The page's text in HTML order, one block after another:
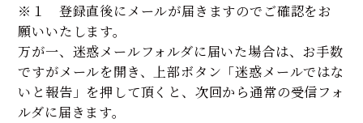
※１ 登録直後にメールが届きますのでご確認をお
願いいたします。
万が一、迷惑メールフォルダに届いた場合は、お手数
ですがメールを開き、上部ボタン「迷惑メールではな
いと報告」を押して頂くと、次回から通常の受信フォ
ルダに届きます。